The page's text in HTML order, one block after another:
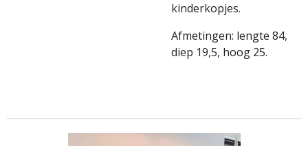
kinderkopjes.
Afmetingen: lengte 84,
diep 19,5, hoog 25.